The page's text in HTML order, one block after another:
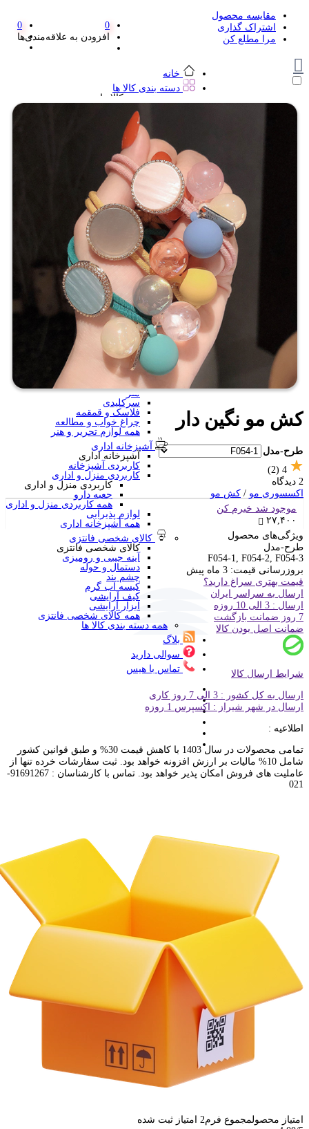
مقایسه محصول
اشتراک گذاری
مرا مطلع کن
0
افزودن به علاقه‌مندی‌ها
0
خانه
دسته بندی کالا ها
دسته بندی کالا ها
لوازم تحریر و هنر
لوازم تحریر و هنر
مداد
پاک کن و غلط گیر
مداد تراش
اتود و نوک
روان نویس فانتزی
خودکار و خودکار فشاری
ماژیک ها
دفترچه یادداشت
استیکر
استیک نوت
خط کش و گونیا
کیف غذا
کوله پشتی
چسب
کاتر فانتزی
بوک مارک
ماشین حساب
قیچی
منگنه فانتزی
سرگرمی و آموزشی
فانتزی ها
برچسب استیکری
کاور A4 و پوشه فانتزی
جامدادی
تخته وایت برد
تخته شاسی
ساعت رومیزی
متر
سرکلیدی
فلاسک و قمقمه
چراغ خواب و مطالعه
همه لوازم تحریر و هنر
آشپزخانه اداری
آشپزخانه اداری
کاربردی آشپزخانه
کاربردی منزل و اداری
کاربردی منزل و اداری
جعبه دارو
همه کاربردی منزل و اداری
لوازم پذیرایی
همه آشپزخانه اداری
کالای شخصی فانتزی
کالای شخصی فانتزی
آینه جیبی و رومیزی
دستمال و حوله
چشم بند
کیسه آب گرم
کیف آرایشی
ابزار آرایشی
همه کالای شخصی فانتزی
همه دسته بندی کالا ها
بلاگ
سوالی دارید
تماس با هیس
کش مو نگین دار
طرح-مدل
4
(2)
2 دیدگاه
اکسسوری مو / کش مو
موجود شد خبرم کن
۲۷,۴۰۰
ویژگی‌های محصول
طرح-مدل
F054-1, F054-2, F054-3
بروزرسانی قیمت: 3 ماه پیش
قیمت بهتری سراغ دارید؟
ارسال به سراسر ایران
ارسال : 3 الی 10 روزه
7 روز ضمانت بازگشت
ضمانت اصل بودن کالا
شرایط ارسال کالا
ارسال به کل کشور : 3 الی 7 روز کاری
ارسال در شهر شیراز : اکسپرس 1 روزه
اطلاعیه :
تمامی محصولات در سال 1403 با کاهش قیمت 30% و طبق قوانین کشور
شامل 10% مالیات بر ارزش افزونه خواهد بود. ثبت سفارشات خرده تنها از
عاملیت های فروش امکان پذیر خواهد بود. تماس با کارشناسان : 91691267-
021
امتیاز محصولمجموع فرم2 امتیاز ثبت شده